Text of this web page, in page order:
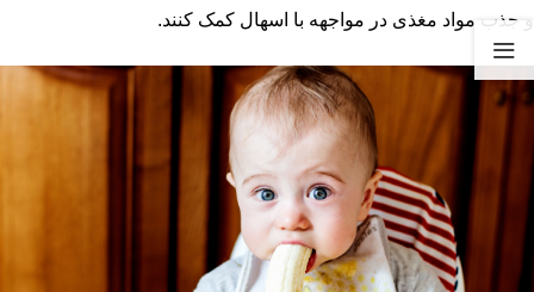
و جذب مواد مغذی در مواجهه با اسهال کمک کنند.